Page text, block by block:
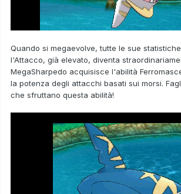
Quando si megaevolve, tutte le sue
l'Attacco, già elevato, diventa
MegaSharpedo acquisisce l'abilità
la potenza degli attacchi basati sui morsi.
che sfruttano questa abilità!